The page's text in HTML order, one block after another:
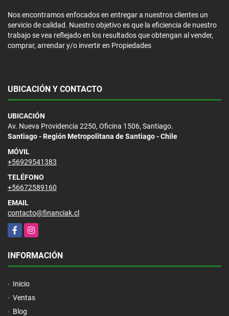
Nos encontramos enfocados en entregar a nuestros clientes un
servicio de calidad. Nuestro objetivo es que la eficiencia de nuestro
trabajo se vea reflejado en los resultados que obtengan al vender,
comprar, arrendar y/o invertir en Propiedades
UBICACIÓN Y CONTACTO
UBICACIÓN
Av. Nueva Providencia 2250, Oficina 1506, Santiago.
Santiago - Región Metropolitana de Santiago - Chile
MÓVIL
+56929541383
TELÉFONO
+56672589160
EMAIL
contacto@financiak.cl
FacebookInstagram
INFORMACIÓN
Inicio
Ventas
Blog